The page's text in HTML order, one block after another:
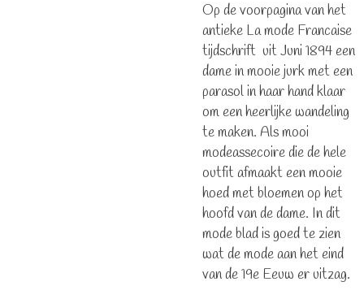
Op de voorpagina van het
antieke La mode Francaise
tijdschrift uit Juni 1894 een
dame in mooie jurk met een
parasol in haar hand klaar
om een heerlijke wandeling
te maken. Als mooi
modeassecoire die de hele
outfit afmaakt een mooie
hoed met bloemen op het
hoofd van de dame. In dit
mode blad is goed te zien
wat de mode aan het eind
van de 19e Eeuw er uitzag.